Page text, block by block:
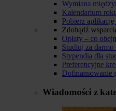
Wymiana
Kalendarium
Pobierz
Zdobądź
Opłaty – co
Studiuj za
Stypendia dla
Preferencyjne
Dofinansowanie
Wiadomości z